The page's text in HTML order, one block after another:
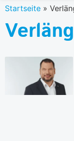
Startseite »